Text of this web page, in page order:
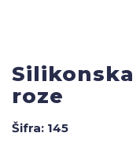
roze
Šifra: 145